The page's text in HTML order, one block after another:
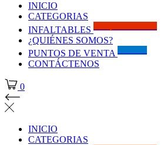
INICIO
CATEGORIAS
INFALTABLES
¿QUIÉNES SOMOS?
PUNTOS DE VENTA
CONTÁCTENOS
0
INICIO
CATEGORIAS